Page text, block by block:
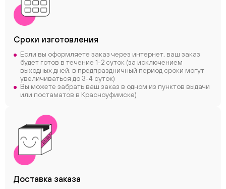
Сроки изготовления
Если вы оформляете заказ через интернет, ваш заказ
будет готов в течение 1-2 суток (за исключением
выходных дней, в предпраздничный период сроки могут
увеличиваться до 3-4 суток)
Вы можете забрать ваш заказ в одном из пунктов выдачи
или постаматов в Красноуфимске)
Доставка заказа